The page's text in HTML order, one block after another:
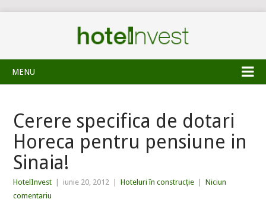
MENU
Cerere specifica de dotari
Horeca pentru pensiune in
Sinaia!
HotelInvest iunie 20, 2012 Hoteluri în construcție
Niciun
comentariu